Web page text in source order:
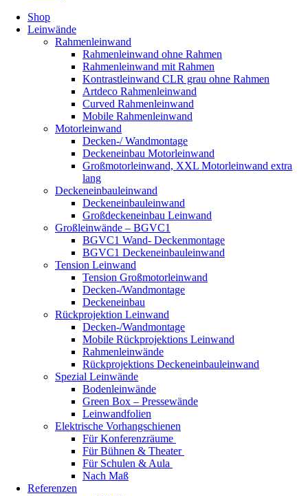
Shop
Leinwände
Rahmenleinwand
Rahmenleinwand ohne Rahmen
Rahmenleinwand mit Rahmen
Kontrastleinwand CLR grau ohne Rahmen
Artdeco Rahmenleinwand
Curved Rahmenleinwand
Mobile Rahmenleinwand
Motorleinwand
Decken-/ Wandmontage
Deckeneinbau Motorleinwand
Großmotorleinwand, XXL Motorleinwand extra
lang
Deckeneinbauleinwand
Deckeneinbauleinwand
Großdeckeneinbau Leinwand
Großleinwände – BGVC1
BGVC1 Wand- Deckenmontage
BGVC1 Deckeneinbauleinwand
Tension Leinwand
Tension Großmotorleinwand
Decken-/Wandmontage
Deckeneinbau
Rückprojektion Leinwand
Decken-/Wandmontage
Mobile Rückprojektions Leinwand
Rahmenleinwände
Rückprojektions Deckeneinbauleinwand
Spezial Leinwände
Bodenleinwände
Green Box – Pressewände
Leinwandfolien
Elektrische Vorhangschienen
Für Konferenzräume
Für Bühnen & Theater
Für Schulen & Aula
Nach Maß
Referenzen